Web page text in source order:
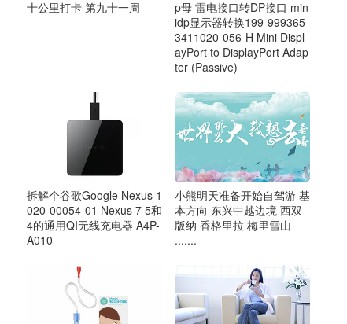
十公里打卡 第九十一周
p母 雷电接口转DP接口 min
idp显示器转换199-999365
3411020-056-H Mini Displ
ayPort to DisplayPort Adap
ter (Passive)
拆解个谷歌Google Nexus 1
020-00054-01 Nexus 7 5和
4的通用QI无线充电器 A4P-
A010
小熊明天准备开始自驾游 基
本方向 东兴中越边境 西双
版纳 香格里拉 梅里雪山
.......